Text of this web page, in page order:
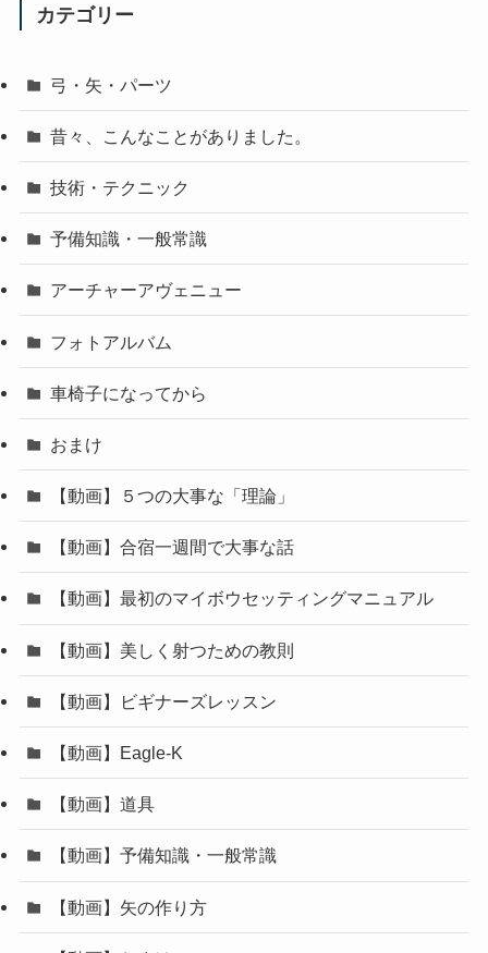
カテゴリー
弓・矢・パーツ
昔々、こんなことがありました。
技術・テクニック
予備知識・一般常識
アーチャーアヴェニュー
フォトアルバム
車椅子になってから
おまけ
【動画】５つの大事な「理論」
【動画】合宿一週間で大事な話
【動画】最初のマイボウセッティングマニュアル
【動画】美しく射つための教則
【動画】ビギナーズレッスン
【動画】Eagle-K
【動画】道具
【動画】予備知識・一般常識
【動画】矢の作り方